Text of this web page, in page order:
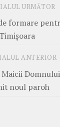
URMĂTOR
formare
Timișoara
ANTERIOR
noul paroh